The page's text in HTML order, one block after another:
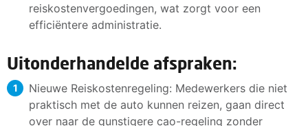
reiskostenvergoedingen, wat zorgt voor een
efficiëntere administratie.
Uitonderhandelde afspraken:
Nieuwe Reiskostenregeling: Medewerkers die niet
praktisch met de auto kunnen reizen, gaan direct
over naar de gunstigere cao-regeling zonder